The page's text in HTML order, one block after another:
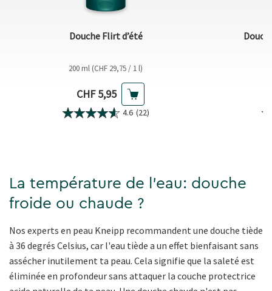
Douche Flirt dʼété
200 ml (CHF 29,75 / 1 l)
Prix actuel
CHF 5,95
4.6 (22)
La température de l'eau: douche
froide ou chaude ?
Nos experts en peau Kneipp recommandent une douche tiède
à 36 degrés Celsius, car l'eau tiède a un effet bienfaisant sans
assécher inutilement ta peau. Cela signifie que la saleté est
éliminée en profondeur sans attaquer la couche protectrice